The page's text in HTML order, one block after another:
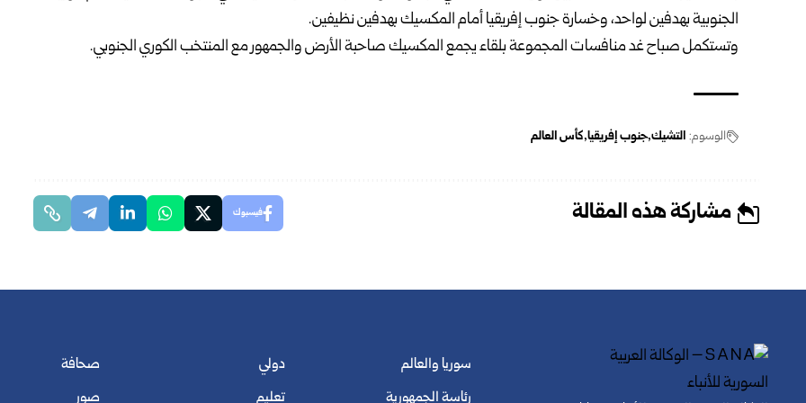
الجنوبية بهدفين لواحد، وخسارة جنوب إفريقيا أمام المكسيك بهدفين نظيفين.
وتستكمل صباح غد منافسات المجموعة بلقاء يجمع المكسيك صاحبة الأرض والجمهور مع المنتخب الكوري الجنوبي.
الوسوم: التشيك جنوب إفريقيا كأس العالم
مشاركة هذه المقالة فيسبوك
سوريا والعالم
رئاسة الجمهورية
دولي
تعليم
صحافة
صور